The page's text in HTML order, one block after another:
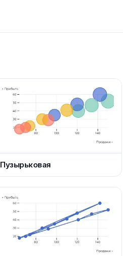
Пузырьковая